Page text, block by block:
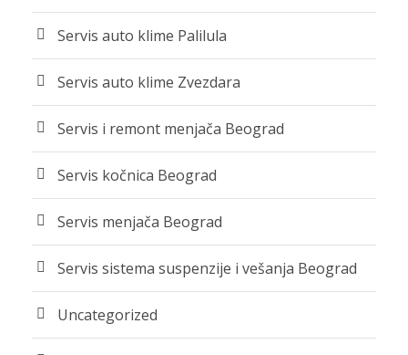
Servis auto klime Palilula
Servis auto klime Zvezdara
Servis i remont menjača Beograd
Servis kočnica Beograd
Servis menjača Beograd
Servis sistema suspenzije i vešanja Beograd
Uncategorized